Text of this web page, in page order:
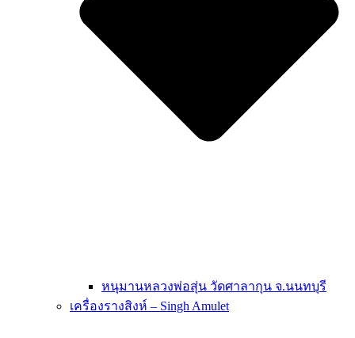
หนุมานหลวงพ่อสุ่น วัดศาลากุน จ.นนทบุรี
เครื่องรางสิงห์ – Singh Amulet